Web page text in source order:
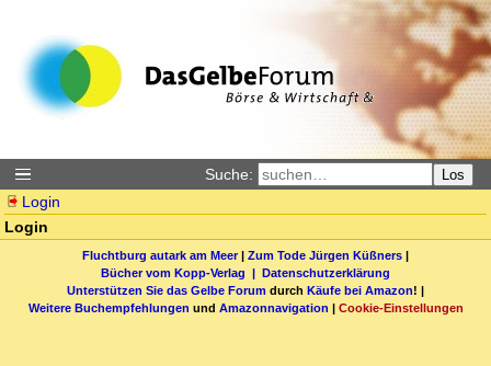
Suche: Los
Login
Login
Fluchtburg autark am Meer| Zum Tode Jürgen Küßners |
Bücher vom Kopp-Verlag | Datenschutzerklärung
Unterstützen Sie das Gelbe Forum durch Käufe bei Amazon! |
Weitere Buchempfehlungen und Amazonnavigation | Cookie-Einstellungen